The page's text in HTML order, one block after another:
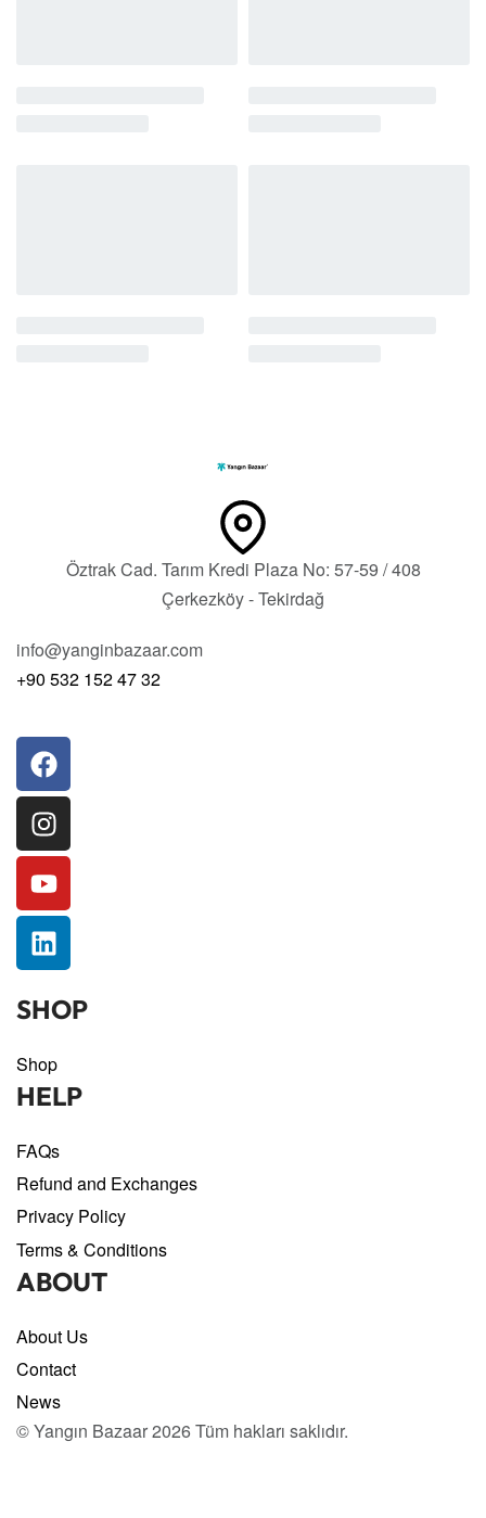
Öztrak Cad. Tarım Kredi Plaza No: 57-59 / 408
Çerkezköy - Tekirdağ
info@yanginbazaar.com
+90 532 152 47 32
SHOP
Shop
HELP
FAQs
Refund and Exchanges
Privacy Policy
Terms & Conditions
ABOUT
About Us
Contact
News
© Yangın Bazaar 2026 Tüm hakları saklıdır.